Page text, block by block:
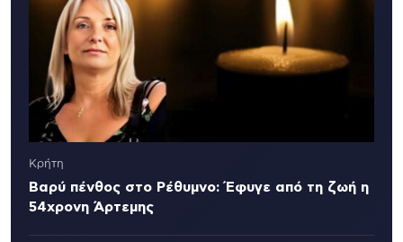
Κρήτη
Βαρύ πένθος στο Ρέθυμνο: Έφυγε από τη ζωή η
54χρονη Άρτεμης